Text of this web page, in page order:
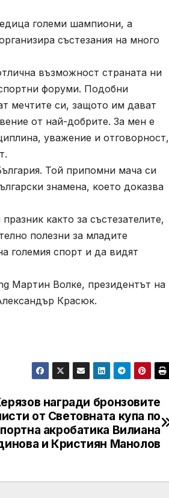
големи шампиони, а
състезания на много
възможност страната ни
форуми. Подобни
мечтите си, защото им дават
от най-добрите. За мен е
уважение и отговорност,
Той припомни мача си
знамена, което доказва
както за състезателите,
полезни за младите
големия спорт и да видят
Мартин Волке, президентът на
Красюк.
награди бронзовите
от Световната купа по
акробатика Вилиана
и Кристиян Манолов